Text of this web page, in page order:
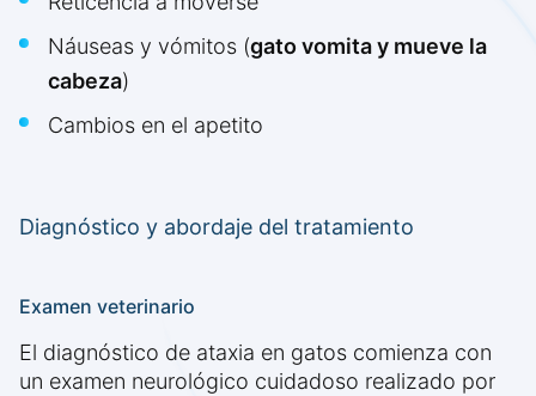
Náuseas y vómitos (gato vomita y mueve la
cabeza)
Cambios en el apetito
Diagnóstico y abordaje del tratamiento
Examen veterinario
El diagnóstico de ataxia en gatos comienza con
un examen neurológico cuidadoso realizado por